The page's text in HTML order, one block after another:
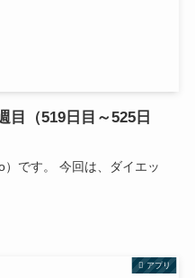
目（519日目～525日
です。 今回は、ダイエッ
アプリ